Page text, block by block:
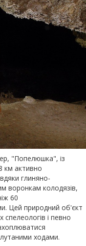
"Попелюшка", із
км активно
глиняно-
воронкам колодязів,
60
Цей природний об'єкт
спелеологів і певно
ходами.